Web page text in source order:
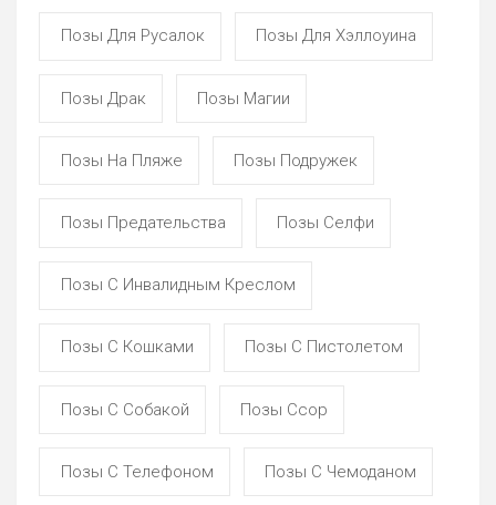
Позы Для Русалок Позы Для Хэллоуина
Позы Драк Позы Магии
Позы На Пляже Позы Подружек
Позы Предательства Позы Селфи
Позы С Инвалидным Креслом
Позы С Кошками Позы С Пистолетом
Позы С Собакой Позы Ссор
Позы С Телефоном Позы С Чемоданом